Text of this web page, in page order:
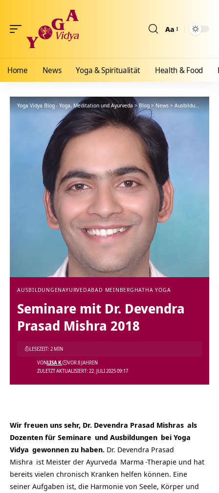
Aa
Home News Yoga & Spiritualität Health & Food
Yoga Vidya Blog - Yoga, Meditation und Ayurveda >Blog>News>Ausbildungen >
AUSBILDUNGENAYURVEDABAD MEINBERG HATHA YOGA
Seminare mit Dr. Devendra
Prasad Mishra 2018
ZULETZT AKTUALISIERT: 22. JULI 2025 09:17
VONLISA K. VOR 8 JAHREN
LESEZEIT: 2 MIN
Wir freuen uns sehr, Dr. Devendra Prasad Mishras als
Dozenten für Seminare und Ausbildungen bei Yoga
Vidya gewonnen zu haben. Dr. Devendra Prasad
Mishra ist Meister der Ayurveda Marma -Therapie und hat
bereits vielen chronisch Kranken helfen können. Eine
seiner Aufgaben ist, die Harmonie von Seele, Körper und